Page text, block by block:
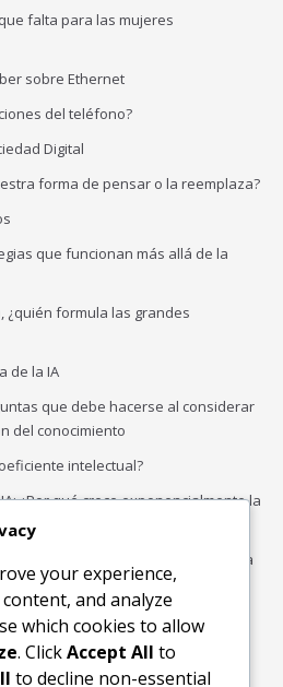
falta para las mujeres
sobre Ethernet
del teléfono?
Digital
forma de pensar o la reemplaza?
que funcionan más allá de la
¿quién formula las grandes
de la IA
que debe hacerse al considerar
del conocimiento
intelectual?
¿Por qué crece exponencialmente la
se crearon para los canales. La
Buscar
your experience,
and analyze
which cookies to allow
. ClickAccept All to
to decline non-essential